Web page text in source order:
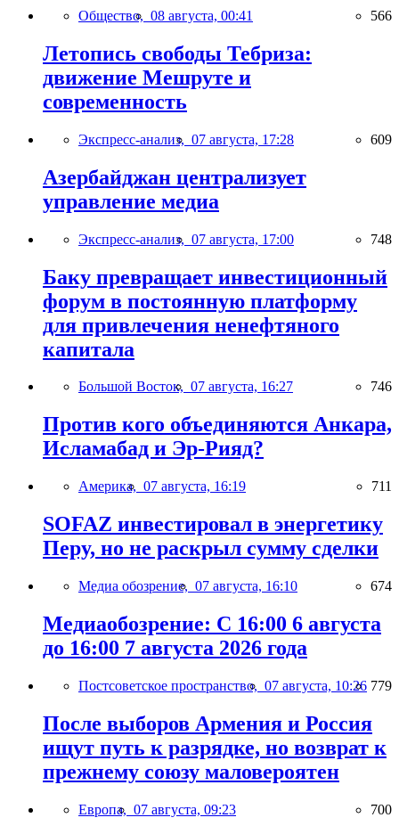
Общество, 08 августа, 00:41 566
Летопись свободы Тебриза:
движение Мешруте и
современность
Экспресс-анализ, 07 августа, 17:28 609
Азербайджан централизует
управление медиа
Экспресс-анализ, 07 августа, 17:00 748
Баку превращает инвестиционный
форум в постоянную платформу
для привлечения ненефтяного
капитала
Большой Восток, 07 августа, 16:27 746
Против кого объединяются Анкара,
Исламабад и Эр-Рияд?
Америка, 07 августа, 16:19 711
SOFAZ инвестировал в энергетику
Перу, но не раскрыл сумму сделки
Медиа обозрение, 07 августа, 16:10 674
Медиаобозрение: С 16:00 6 августа
до 16:00 7 августа 2026 года
Постсоветское пространство, 07 августа, 10:26 779
После выборов Армения и Россия
ищут путь к разрядке, но возврат к
прежнему союзу маловероятен
Европа, 07 августа, 09:23 700